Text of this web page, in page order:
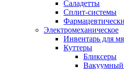
Саладетты
Сплит-системы
Электромеханическое
Инвентарь для
Куттеры
Бликсеры
Вакуумный